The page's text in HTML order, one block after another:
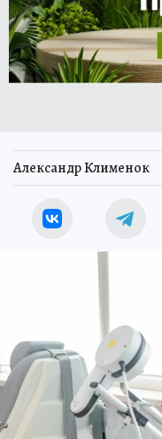
Александр Клименок